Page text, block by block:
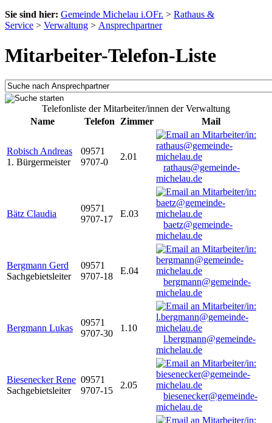
Sie sind hier: Gemeinde Michelau i.OFr. > Rathaus &
Service > Verwaltung > Ansprechpartner
Mitarbeiter-Telefon-Liste
Telefonliste der Mitarbeiter/innen der Verwaltung
Name
Telefon Zimmer Mail
Robisch Andreas
1. Bürgermeister
09571
9707-0
2.01
rathaus@gemeinde-
michelau.de
Bätz Claudia
09571
9707-17
E.03
baetz@gemeinde-
michelau.de
Bergmann Gerd
Sachgebietsleiter
09571
9707-18
E.04
bergmann@gemeinde-
michelau.de
Bergmann Lukas
09571
9707-30
1.10
l.bergmann@gemeinde-
michelau.de
Biesenecker Rene
Sachgebietsleiter
09571
9707-15
2.05
biesenecker@gemeinde-
michelau.de